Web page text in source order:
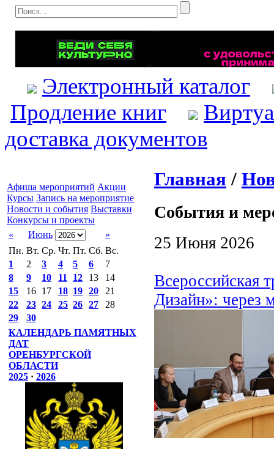
Электронный каталог
Продление книг
доставка документов
Афиша мероприятий Акции
Курсы Запись на мероприятие
Новости и события Выставки
Конкурсы и проекты
«
Июнь
»
Пн. Вт. Ср. Чт. Пт. Сб. Вс.
1
2 3 4 5 6
7
8
9 10 11 12 13
14
15
16 17 18 19 20
21
22
23 24 25 26 27
28
29
30
КАЛЕНДАРЬ ПАМЯТНЫХ
ДАТ
ОРЕНБУРГСКОЙ
ОБЛАСТИ
2025 · 2026
Главная /
События и
25 Июня 2026
Всероссийская
Дизайн»: через